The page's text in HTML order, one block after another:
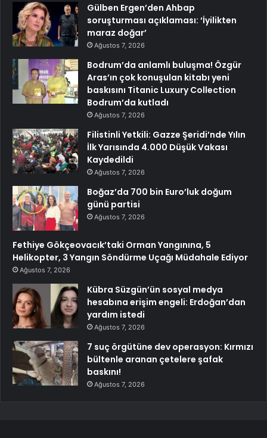
Gülben Ergen’den Ahbap
soruşturması açıklaması: ‘İyilikten
maraz doğar’
Ağustos 7, 2026
Bodrum’da anlamlı buluşma! Özgür
Aras’ın çok konuşulan kitabı yeni
baskısını Titanic Luxury Collection
Bodrum’da kutladı
Ağustos 7, 2026
Filistinli Yetkili: Gazze Şeridi’nde Yılın
İlk Yarısında 4.000 Düşük Vakası
Kaydedildi
Ağustos 7, 2026
Boğaz’da 700 bin Euro’luk doğum
günü partisi
Ağustos 7, 2026
Fethiye Gökçeovacık’taki Orman Yangınına, 5
Helikopter, 3 Yangın Söndürme Uçağı Müdahale Ediyor
Ağustos 7, 2026
Kübra Süzgün’ün sosyal medya
hesabına erişim engeli: Erdoğan’dan
yardım istedi
Ağustos 7, 2026
7 suç örgütüne dev operasyon: Kırmızı
bültenle aranan çetelere şafak
baskını!
Ağustos 7, 2026